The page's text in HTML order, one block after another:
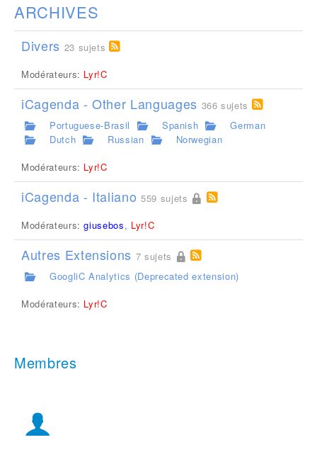
ARCHIVES
Divers 23 sujets
Modérateurs: Lyr!C
iCagenda - Other Languages 366 sujets
Portuguese-Brasil
Spanish
German
Dutch
Russian Norwegian
Modérateurs: Lyr!C
iCagenda - Italiano 559 sujets
Modérateurs:giusebos, Lyr!C
Autres Extensions 7 sujets
GoogliC Analytics (Deprecated extension)
Modérateurs: Lyr!C
Membres